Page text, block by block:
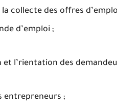
collecte des offres
d’emploi ;
et l’rientation des
entrepreneurs ;